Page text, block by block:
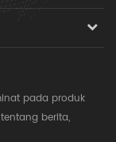
pada produk
berita,